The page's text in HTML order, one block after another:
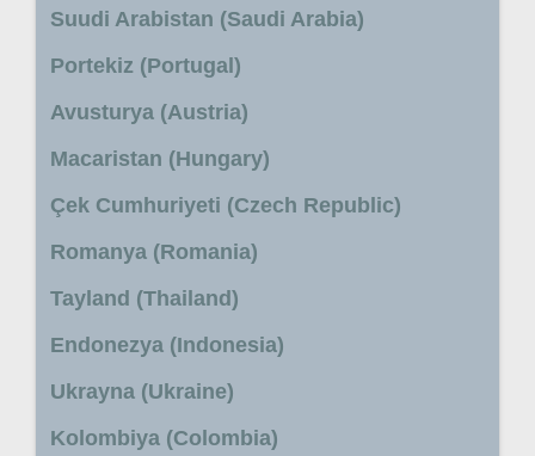
Suudi Arabistan (Saudi Arabia)
Portekiz (Portugal)
Avusturya (Austria)
Macaristan (Hungary)
Çek Cumhuriyeti (Czech Republic)
Romanya (Romania)
Tayland (Thailand)
Endonezya (Indonesia)
Ukrayna (Ukraine)
Kolombiya (Colombia)